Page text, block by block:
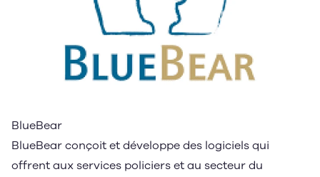
BlueBear
BlueBear conçoit et développe des logiciels qui
offrent aux services policiers et au secteur du